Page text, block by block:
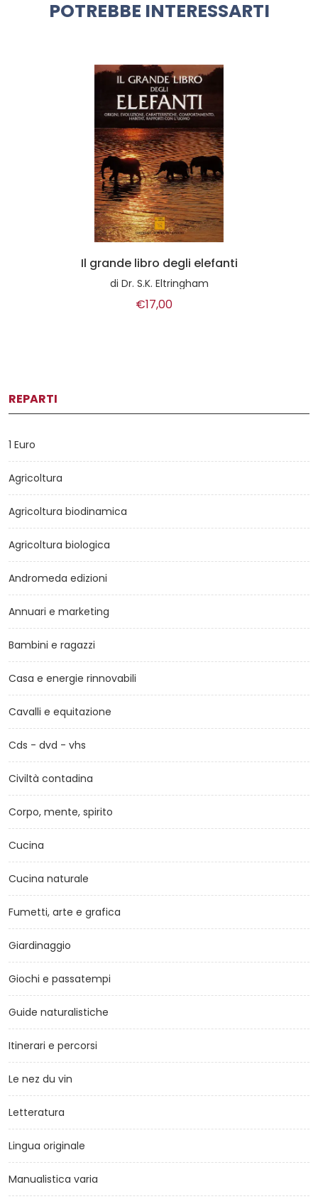
POTREBBE INTERESSARTI
Il grande libro degli elefanti
di Dr. S.K. Eltringham
€17,00
REPARTI
1 Euro
Agricoltura
Agricoltura biodinamica
Agricoltura biologica
Andromeda edizioni
Annuari e marketing
Bambini e ragazzi
Casa e energie rinnovabili
Cavalli e equitazione
Cds - dvd - vhs
Civiltà contadina
Corpo, mente, spirito
Cucina
Cucina naturale
Fumetti, arte e grafica
Giardinaggio
Giochi e passatempi
Guide naturalistiche
Itinerari e percorsi
Le nez du vin
Letteratura
Lingua originale
Manualistica varia